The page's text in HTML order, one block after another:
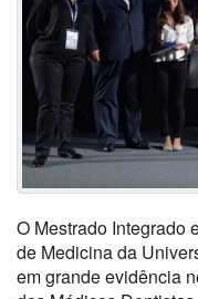
O Mestrado Integrado
de Medicina da
em grande evidência